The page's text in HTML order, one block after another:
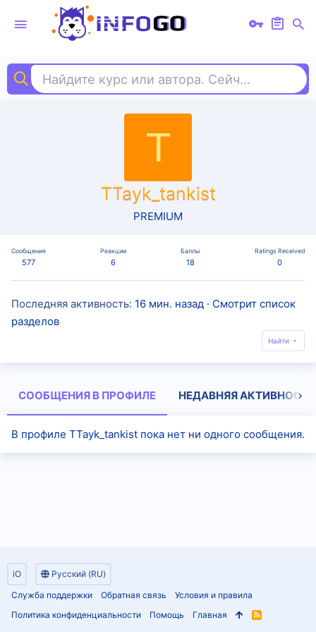
Найдите курс или автора. Сейчас ищут
T
TTayk_tankist
PREMIUM
Сообщения
577
Реакции
6
Баллы
18
Ratings Received
0
Последняя активность 16 мин. назад · Смотрит список
разделов
Найти
СООБЩЕНИЯ В ПРОФИЛЕ НЕДАВНЯЯ АКТИВНОСТЬ
В профиле TTayk_tankist пока нет ни одного сообщения.
iO
Русский (RU)
Служба поддержки
Обратная связь
Условия и правила
Политика конфиденциальности
Помощь Главная
R